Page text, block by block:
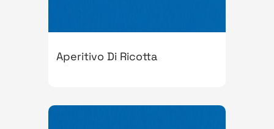
Aperitivo Di Ricotta